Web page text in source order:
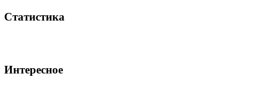
Статистика
Интересное